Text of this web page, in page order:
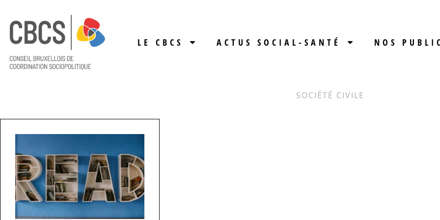
LE CBCS ACTUS SOCIAL-SANTÉ NOS
SOCIÉTÉ CIVILE